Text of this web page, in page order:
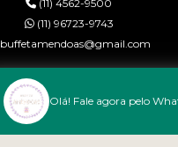
(11) 4562-9500
(11) 96723-9743
buffetamendoas@gmail.com
MENU
Quem somos
Olá! Fale agora pelo